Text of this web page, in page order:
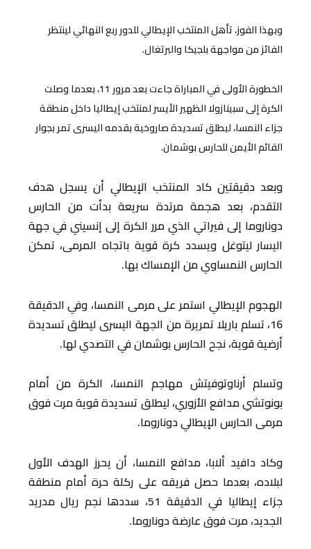
وبهذا الفوز، تأهل المنتخب الإيطالي للدور ربع النهائي لينتظر
الفائز من مواجهة بلجيكا والبرتغال.
الخطورة الأولى في المباراة جاءت بعد مرور 11، بعدما وصلت
الكرة إلى سبينازولا الظهير الأيسر لمنتخب إيطاليا داخل منطقة
جزاء النمسا، ليطلق تسديدة صاروخية بقدمه اليسرى تمر بجوار
القائم الأيمن للحارس بوشمان.
وبعد دقيقتين كاد المنتخب الإيطالي أن يسجل هدف
التقدم، بعد هجمة مرتدة سريعة بدأت من الحارس
دوناروما إلى فيراتي الذي مرر الكرة إلى إنسيني في جهة
اليسار ليتوغل ويسدد كرة قوية باتجاه المرمى، تمكن
الحارس النمساوي من الإمساك بها.
الهجوم الإيطالي استمر على مرمى النمسا، وفي الدقيقة
16، تسلم باريلا تمريرة من الجهة اليسرى ليطلق تسديدة
أرضية قوية، نجح الحارس بوشمان في التصدي لها.
وتسلم أرناوتوفيتش مهاجم النمسا، الكرة من أمام
بونوتشي مدافع الأزوري، ليطلق تسديدة قوية مرت فوق
مرمى الحارس الإيطالي دوناروما.
وكاد دافيد ألابا، مدافع النمسا، أن يحرز الهدف الأول
لبلاده، بعدما حصل فريقه على ركلة حرة أمام منطقة
جزاء إيطاليا في الدقيقة 51، سددها نجم ريال مدريد
الجديد، مرت فوق عارضة دوناروما.